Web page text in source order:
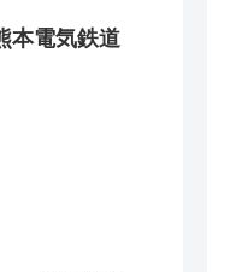
本電気鉄道